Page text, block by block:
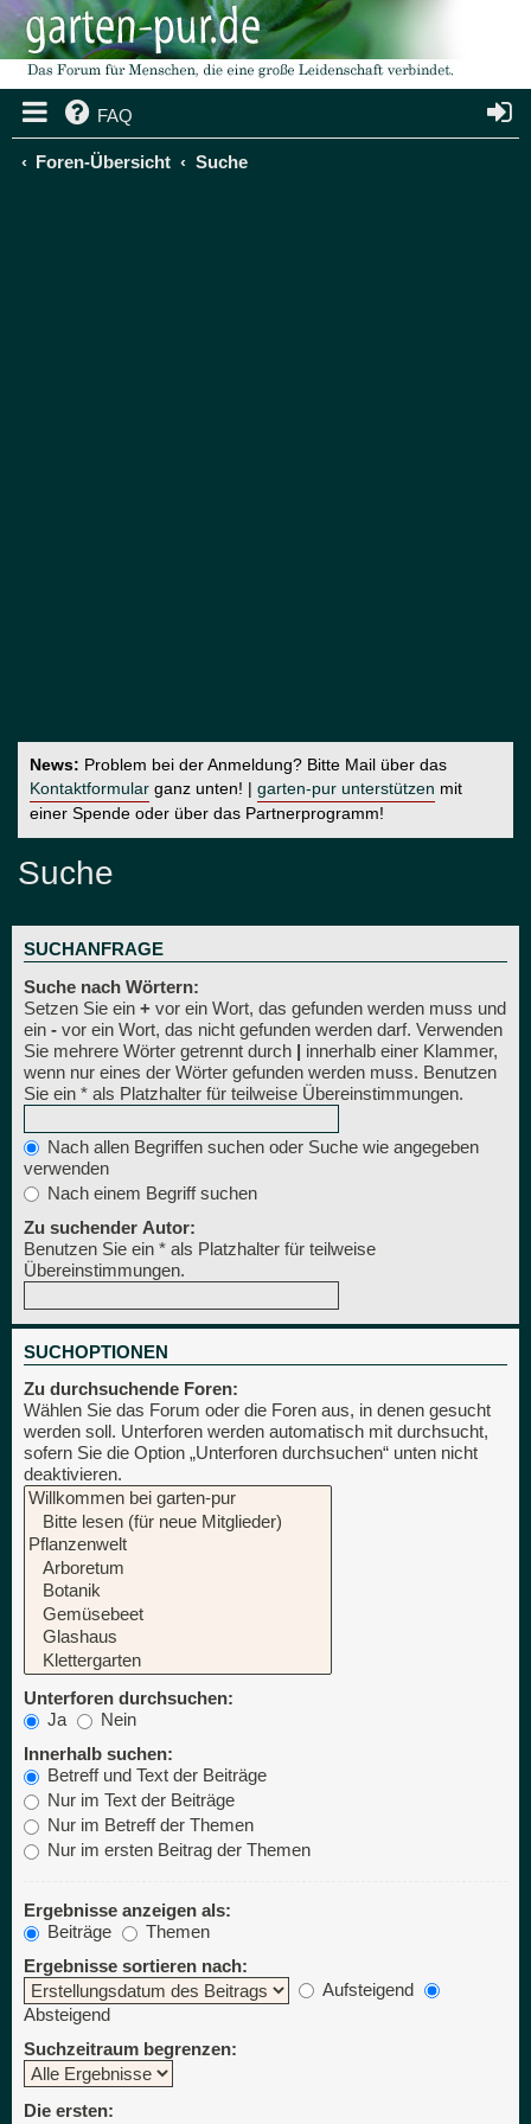
FAQ
Foren-Übersicht Suche
News: Problem bei der Anmeldung? Bitte Mail über das
Kontaktformular ganz unten! | garten-pur unterstützen mit
einer Spende oder über das Partnerprogramm!
Suche
SUCHANFRAGE
Suche nach Wörtern:
Setzen Sie ein + vor ein Wort, das gefunden werden muss und
ein - vor ein Wort, das nicht gefunden werden darf. Verwenden
Sie mehrere Wörter getrennt durch | innerhalb einer Klammer,
wenn nur eines der Wörter gefunden werden muss. Benutzen
Sie ein * als Platzhalter für teilweise Übereinstimmungen.
Nach allen Begriffen suchen oder Suche wie angegeben
verwenden
Nach einem Begriff suchen
Zu suchender Autor:
Benutzen Sie ein * als Platzhalter für teilweise
Übereinstimmungen.
SUCHOPTIONEN
Zu durchsuchende Foren:
Wählen Sie das Forum oder die Foren aus, in denen gesucht
werden soll. Unterforen werden automatisch mit durchsucht,
sofern Sie die Option „Unterforen durchsuchen“ unten nicht
deaktivieren.
Unterforen durchsuchen:
Ja
Nein
Innerhalb suchen:
Betreff und Text der Beiträge
Nur im Text der Beiträge
Nur im Betreff der Themen
Nur im ersten Beitrag der Themen
Ergebnisse anzeigen als:
Beiträge
Themen
Ergebnisse sortieren nach:
Aufsteigend
Absteigend
Suchzeitraum begrenzen:
Die ersten: